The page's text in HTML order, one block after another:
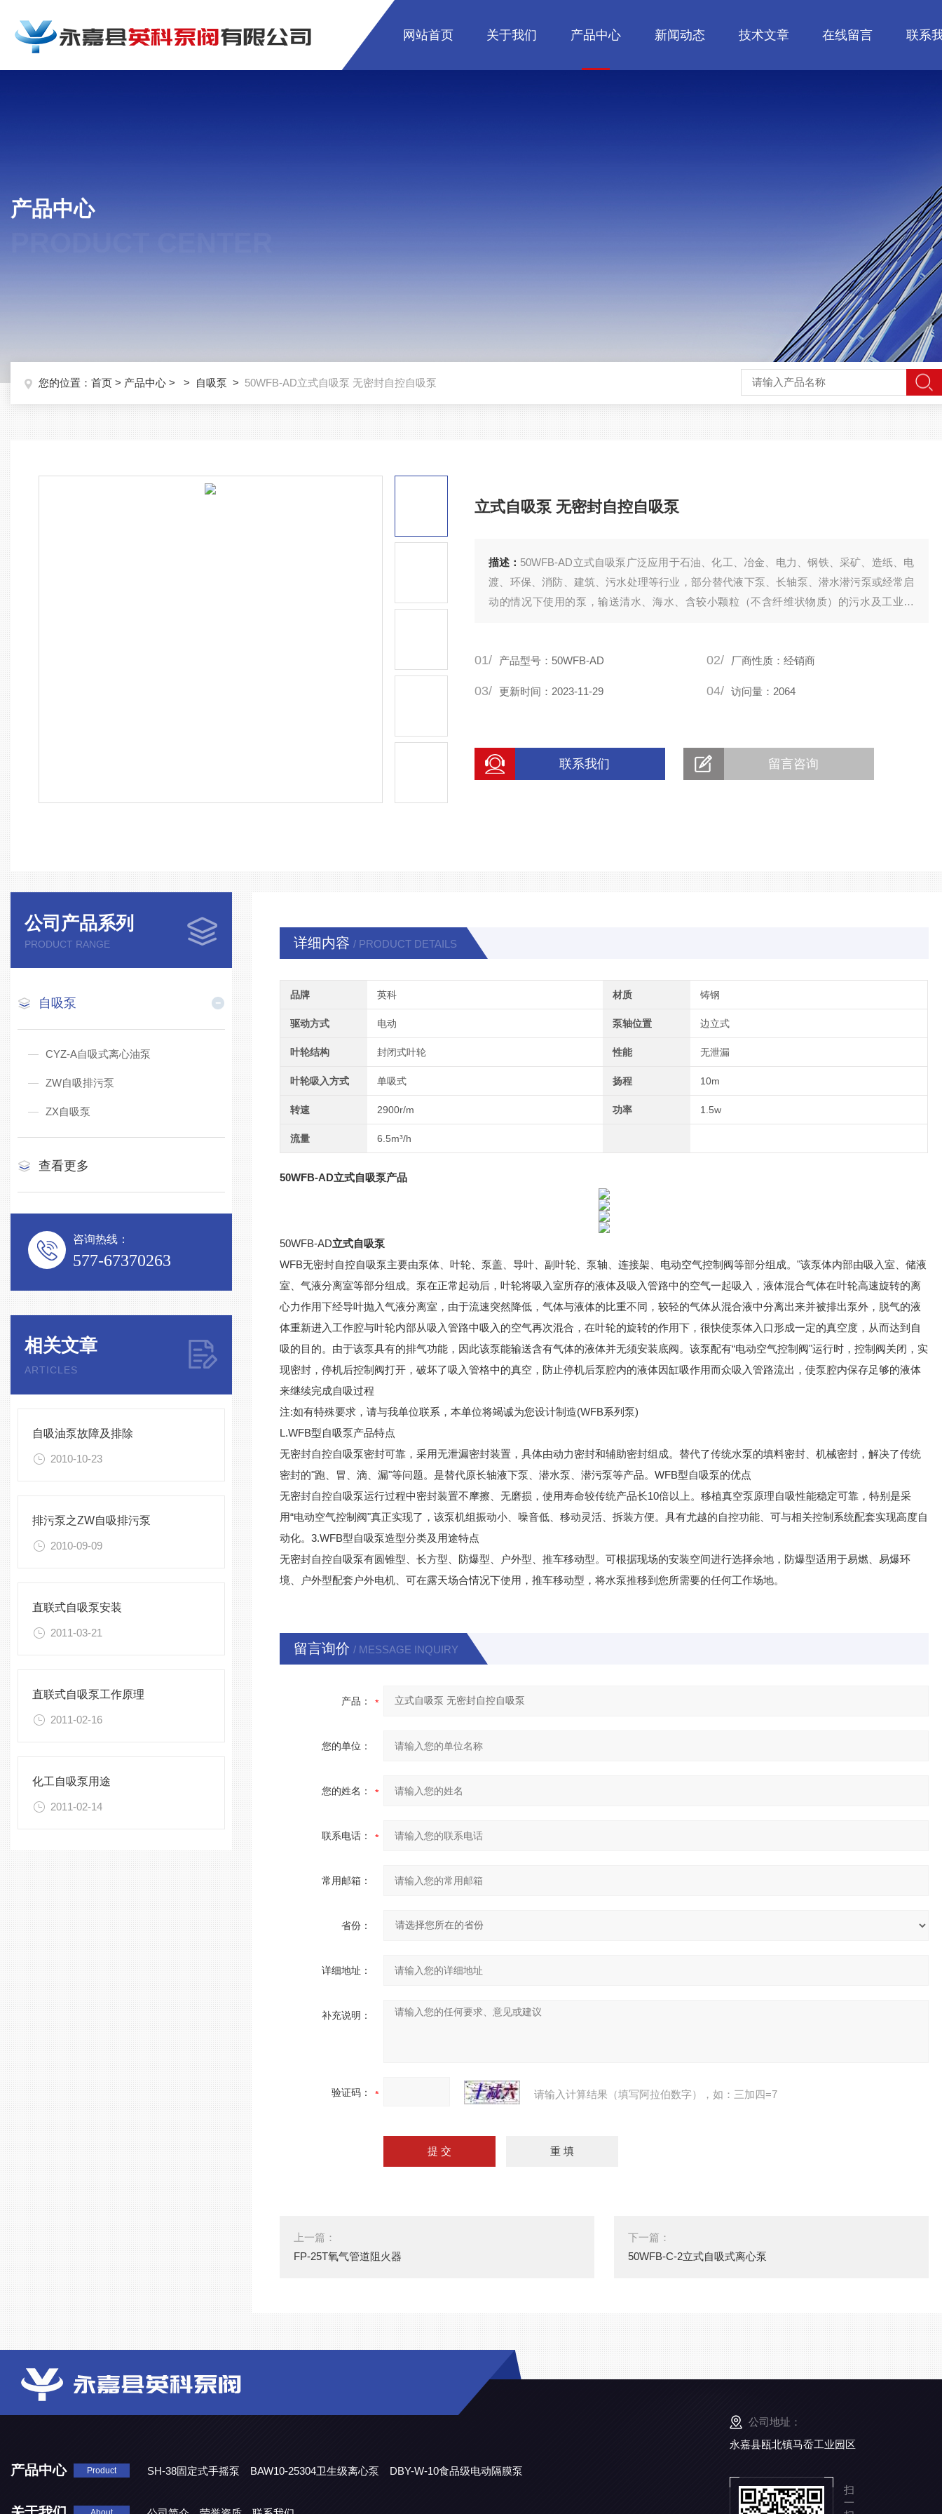
网站首页 关于我们 产品中心 新闻动态 技术文章 在线留言 联系
产品中心
您的位置： 首页 > 产品中心 > > 自吸泵 > 50WFB-AD立式自吸泵 无密封自控自吸泵
立式自吸泵 无密封自控自吸泵
描述： 50WFB-AD立式自吸泵广泛应用于石油、化工、冶金、电力、钢铁、采矿、造纸、电
渡、环保、消防、建筑、污水处理等行业，部分替代液下泵、长轴泵、潜水潜污泵或经常启
动的情况下使用的泵，输送清水、海水、含较小颗粒（不含纤维状物质）的污水及工业废
01/ 产品型号：50WFB-AD 02/ 厂商性质：经销商
03/ 更新时间：2023-11-29 04/ 访问量：2064
联系我们 留言咨询
公司产品系列
PRODUCT RANGE
自吸泵
CYZ-A自吸式离心油泵
ZW自吸排污泵
ZX自吸泵
查看更多
咨询热线：
577-67370263
相关文章
ARTICLES
自吸油泵故障及排除
2010-10-23
排污泵之ZW自吸排污泵
2010-09-09
直联式自吸泵安装
2011-03-21
直联式自吸泵工作原理
2011-02-16
化工自吸泵用途
2011-02-14
详细内容 / PRODUCT DETAILS
品牌 英科 材质 铸钢
驱动方式 电动 泵轴位置 边立式
叶轮结构 封闭式叶轮 性能 无泄漏
叶轮吸入方式 单吸式 扬程 10m
转速 2900r/m 功率 1.5w
流量 6.5m³/h
50WFB-AD立式自吸泵产品
50WFB-AD立式自吸泵
WFB无密封自控自吸泵主要由泵体、叶轮、泵盖、导叶、副叶轮、泵轴、连接架、电动空气控制阀等部分组成。"该泵体内部由吸入室、储液
室、气液分离室等部分组成。泵在正常起动后，叶轮将吸入室所存的液体及吸入管路中的空气一起吸入，液体混合气体在叶轮高速旋转的离
心力作用下经导叶抛入气液分离室，由于流速突然降低，气体与液体的比重不同，较轻的气体从混合液中分离出来并被排出泵外，脱气的液
体重新进入工作腔与叶轮内部从吸入管路中吸入的空气再次混合，在叶轮的旋转的作用下，很快使泵体入口形成一定的真空度，从而达到自
吸的目的。由于该泵具有的排气功能，因此该泵能输送含有气体的液体并无须安装底阀。该泵配有“电动空气控制阀"运行时，控制阀关闭，实
现密封，停机后控制阀打开，破坏了吸入管格中的真空，防止停机后泵腔内的液体因缸吸作用而众吸入管路流出，使泵腔内保存足够的液体
来继续完成自吸过程
注:如有特殊要求，请与我单位联系，本单位将竭诚为您设计制造(WFB系列泵)
L.WFB型自吸泵产品特点
无密封自控自吸泵密封可靠，采用无泄漏密封装置，具体由动力密封和辅助密封组成。替代了传统水泵的填料密封、机械密封，解决了传统
密封的"跑、冒、滴、漏"等问题。是替代原长轴液下泵、潜水泵、潜污泵等产品。WFB型自吸泵的优点
无密封自控自吸泵运行过程中密封装置不摩擦、无磨损，使用寿命较传统产品长10倍以上。移植真空泵原理自吸性能稳定可靠，特别是采
用“电动空气控制阀"真正实现了，该泵机组振动小、噪音低、移动灵活、拆装方便。具有尤越的自控功能、可与相关控制系统配套实现高度自
动化。3.WFB型自吸泵造型分类及用途特点
无密封自控自吸泵有圆锥型、长方型、防爆型、户外型、推车移动型。可根据现场的安装空间进行选择余地，防爆型适用于易燃、易爆环
境、户外型配套户外电机、可在露天场合情况下使用，推车移动型，将水泵推移到您所需要的任何工作场地。
留言询价 / MESSAGE INQUIRY
产品：
您的单位：
您的姓名：
联系电话：
常用邮箱：
省份：
详细地址：
补充说明：
验证码： 请输入计算结果（填写阿拉伯数字），如：三加四=7
上一篇：
FP-25T氧气管道阻火器
下一篇：
50WFB-C-2立式自吸式离心泵
产品中心 Product SH-38固定式手摇泵 BAW10-25304卫生级离心泵
DBY-W-10食品级电动隔膜泵
公司地址：
永嘉县瓯北镇马岙工业园区
扫
一